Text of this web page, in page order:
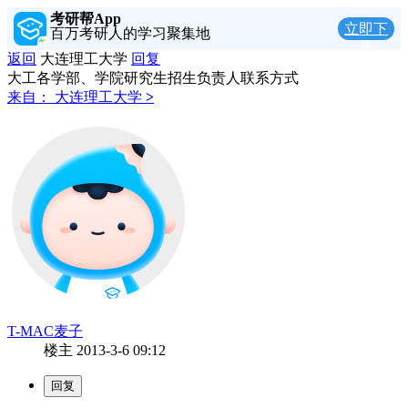
考研帮App
百万考研人的学习聚集地
立即下
返回 大连理工大学 回复
大工各学部、学院研究生招生负责人联系方式
来自：
大连理工大学 >
T-MAC麦子
楼主 2013-3-6 09:12